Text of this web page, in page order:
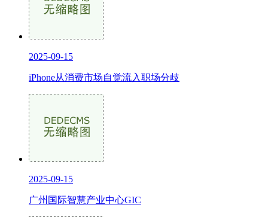
2025-09-15
iPhone从消费市场自觉流入职场分歧
2025-09-15
广州国际智慧产业中心GIC